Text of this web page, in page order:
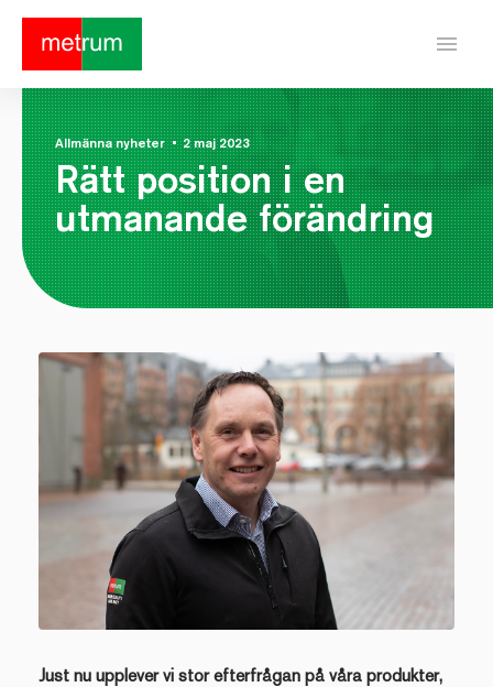
menu
Allmänna nyheter • 2 maj 2023
Rätt position i en
utmanande förändring
Just nu upplever vi stor efter­frågan på våra produkter,